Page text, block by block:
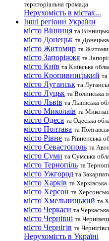
територіальна громада
Нерухомість в містах...
Інші регіони України
місто Вінниця та
місто Донецьк та
місто Житомир та
місто Запоріжжя та
місто Київ та Київська
місто Кропивницький та
місто Луганськ та
місто Луцьк та Волинська
місто Львів та Львівська
місто Миколаїв та
місто Одеса та Одеська
місто Полтава та
місто Рівне та Рівненська
місто Севастополь та
місто Суми та Сумська
місто Тернопіль та
місто Ужгород та
місто Харків та Харківська
місто Херсон та
місто Хмельницький та
місто Черкаси та
місто Чернівці та
місто Чернігів та
Нерухомість в Україні